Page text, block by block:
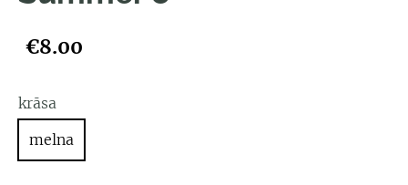
€8.00
krāsa
melna